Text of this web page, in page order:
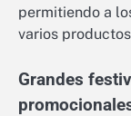
permitiendo a
varios
Grandes